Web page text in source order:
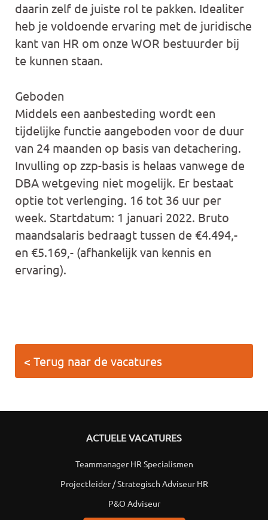
daarin zelf de juiste rol te pakken. Idealiter
heb je voldoende ervaring met de juridische
kant van HR om onze WOR bestuurder bij
te kunnen staan.
Geboden
Middels een aanbesteding wordt een
tijdelijke functie aangeboden voor de duur
van 24 maanden op basis van detachering.
Invulling op zzp-basis is helaas vanwege de
DBA wetgeving niet mogelijk. Er bestaat
optie tot verlenging. 16 tot 36 uur per
week. Startdatum: 1 januari 2022. Bruto
maandsalaris bedraagt tussen de €4.494,-
en €5.169,- (afhankelijk van kennis en
ervaring).
< Terug naar de vacatures
ACTUELE VACATURES
Teammanager HR Specialismen
Projectleider / Strategisch Adviseur HR
P&O Adviseur